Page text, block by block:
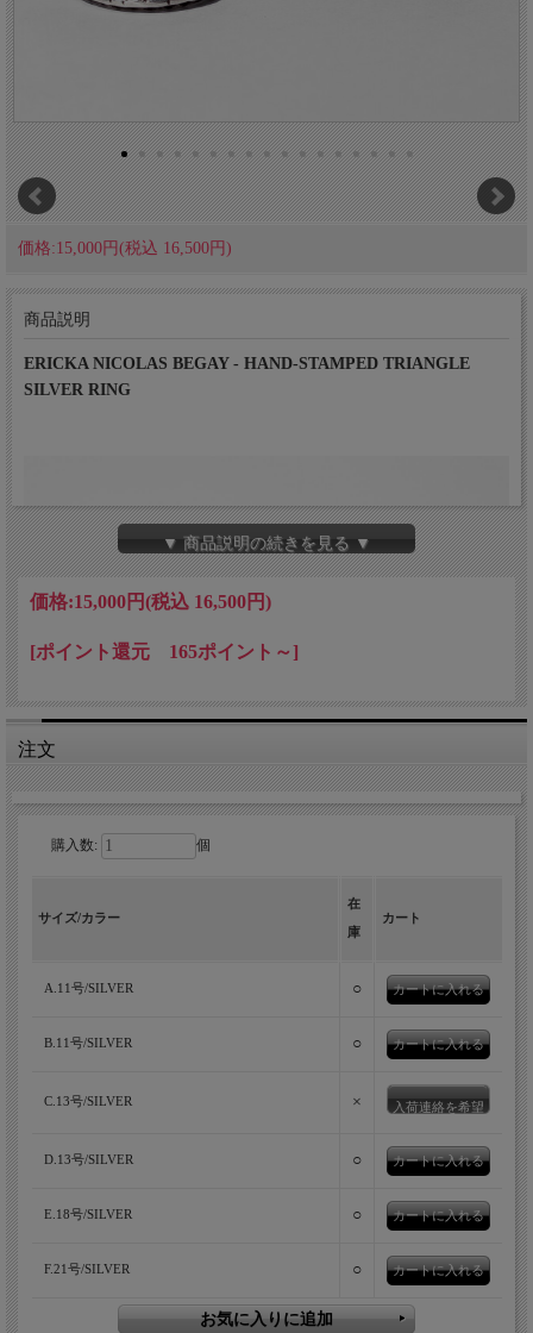
価格:15,000円(税込 16,500円)
商品説明
ERICKA NICOLAS BEGAY - HAND-STAMPED TRIANGLE
SILVER RING
手元に宿る、繊細な手仕事とナバホの伝
統。軽やかで重ねても楽しめるシルバー
リング。
すいボリュームに仕立てたERICKA NICOLAS BEGAYのスタンプ
さりげなく楽しむのはもちろん、重ね着けでも美しい存在感を発
込み、繊細な陰影と手仕事の温もりを宿した、小さな芸術品のよ
▼ 商品説明の続きを見る ▼
価格:15,000円(税込 16,500円)
[ポイント還元 165ポイント～]
注文
購入数: 個
サイズ/カラー
在
庫
カート
A.11号/SILVER ○
B.11号/SILVER ○
C.13号/SILVER × 入荷連絡を希望
D.13号/SILVER ○
E.18号/SILVER ○
F.21号/SILVER ○